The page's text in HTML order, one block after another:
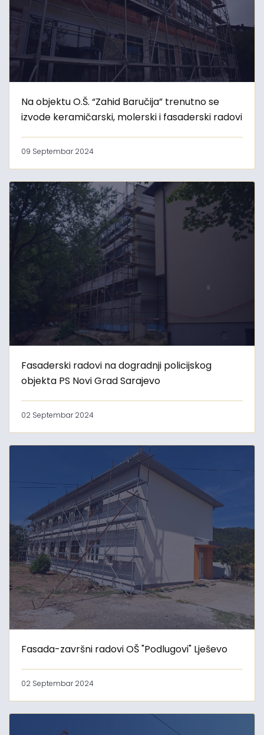
Na objektu O.Š. “Zahid Baručija” trenutno se
izvode keramičarski, molerski i fasaderski radovi
09 Septembar 2024
Fasaderski radovi na dogradnji policijskog
objekta PS Novi Grad Sarajevo
02 Septembar 2024
Fasada-završni radovi OŠ "Podlugovi" Lješevo
02 Septembar 2024